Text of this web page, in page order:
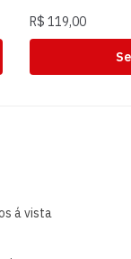
R$ 119,00
á vista